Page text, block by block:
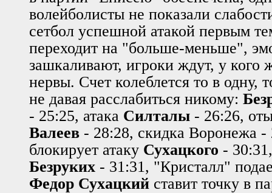
волейболисты не показали
сетбол успешной атакой первым
переходит на "больше-меньше",
зашкаливают, игроки ждут, у кого
нервы. Счет колеблется то в одну,
не давая расслабиться никому:
- 25:25, атака Силталы - 26:26,
Валеев - 28:28, скидка Воронежа
блокирует атаку Сухацкого -
Безруких - 31:31, "Кристалл"
Федор Сухацкий ставит точку в